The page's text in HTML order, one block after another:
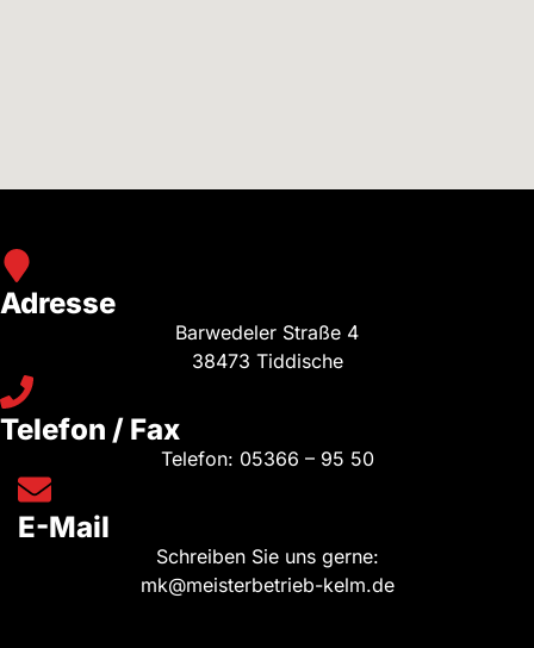
Adresse
Barwedeler Straße 4
38473 Tiddische
Telefon / Fax
Telefon: 05366 – 95 50
E-Mail
Schreiben Sie uns gerne:
mk@meisterbetrieb-kelm.de